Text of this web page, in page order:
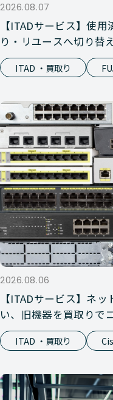
2026.08.07
【ITADサービス】使
り・リユースへ切り替
ITAD ・買取り
2026.08.06
【ITADサービス】ネ
い、旧機器を買取りで
ITAD ・買取り